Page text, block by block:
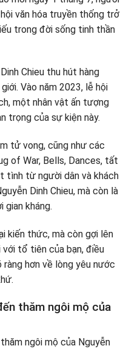
văn hóa truyền thống trở
trong đời sống tinh thần
Chieu thu hút hàng
Vào năm 2023, lễ hội
một nhân vật ấn tượng
trọng của sự kiện này.
tử vong, cũng như các
of War, Bells, Dances, tất
tình từ người dân và khách
Dinh Chieu, mà còn là
kháng.
kiến ​​thức, mà còn gợi lên
tổ tiên của bạn, điều
hơn về lòng yêu nước
thăm ngôi mộ của